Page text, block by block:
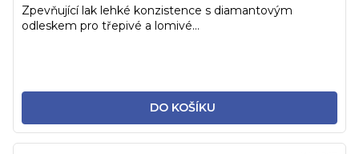
DO KOŠÍKU
Zpevňující lak lehké konzistence s diamantovým
odleskem pro třepivé a lomivé...